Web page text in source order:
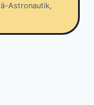
Astronautik,